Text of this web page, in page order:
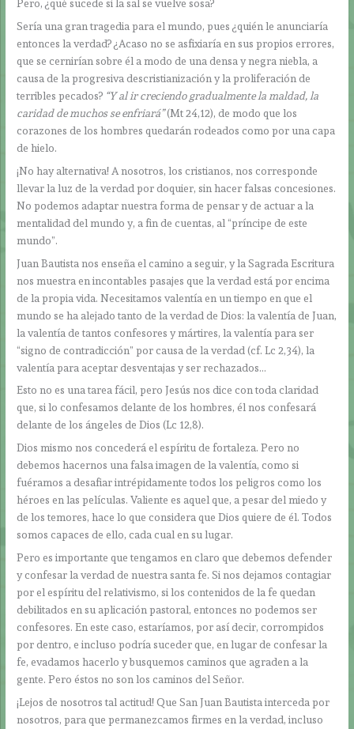
Pero, ¿qué sucede si la sal se vuelve sosa?
Sería una gran tragedia para el mundo, pues ¿quién le anunciaría
entonces la verdad? ¿Acaso no se asfixiaría en sus propios errores,
que se cernirían sobre él a modo de una densa y negra niebla, a
causa de la progresiva descristianización y la proliferación de
terribles pecados? “Y al ir creciendo gradualmente la maldad, la
caridad de muchos se enfriará”(Mt 24,12), de modo que los
corazones de los hombres quedarán rodeados como por una capa
de hielo.
¡No hay alternativa! A nosotros, los cristianos, nos corresponde
llevar la luz de la verdad por doquier, sin hacer falsas concesiones.
No podemos adaptar nuestra forma de pensar y de actuar a la
mentalidad del mundo y, a fin de cuentas, al “príncipe de este
mundo”.
Juan Bautista nos enseña el camino a seguir, y la Sagrada Escritura
nos muestra en incontables pasajes que la verdad está por encima
de la propia vida. Necesitamos valentía en un tiempo en que el
mundo se ha alejado tanto de la verdad de Dios: la valentía de Juan,
la valentía de tantos confesores y mártires, la valentía para ser
“signo de contradicción” por causa de la verdad (cf. Lc 2,34), la
valentía para aceptar desventajas y ser rechazados…
Esto no es una tarea fácil, pero Jesús nos dice con toda claridad
que, si lo confesamos delante de los hombres, él nos confesará
delante de los ángeles de Dios (Lc 12,8).
Dios mismo nos concederá el espíritu de fortaleza. Pero no
debemos hacernos una falsa imagen de la valentía, como si
fuéramos a desafiar intrépidamente todos los peligros como los
héroes en las películas. Valiente es aquel que, a pesar del miedo y
de los temores, hace lo que considera que Dios quiere de él. Todos
somos capaces de ello, cada cual en su lugar.
Pero es importante que tengamos en claro que debemos defender
y confesar la verdad de nuestra santa fe. Si nos dejamos contagiar
por el espíritu del relativismo, si los contenidos de la fe quedan
debilitados en su aplicación pastoral, entonces no podemos ser
confesores. En este caso, estaríamos, por así decir, corrompidos
por dentro, e incluso podría suceder que, en lugar de confesar la
fe, evadamos hacerlo y busquemos caminos que agraden a la
gente. Pero éstos no son los caminos del Señor.
¡Lejos de nosotros tal actitud! Que San Juan Bautista interceda por
nosotros, para que permanezcamos firmes en la verdad, incluso